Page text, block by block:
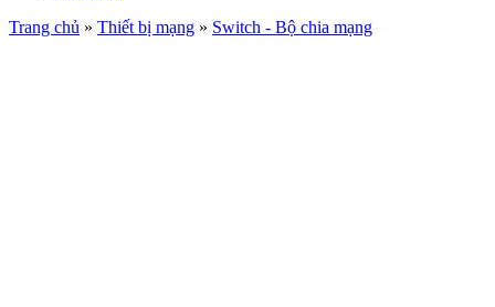
Trang chủ » Thiết bị mạng » Switch - Bộ chia mạng